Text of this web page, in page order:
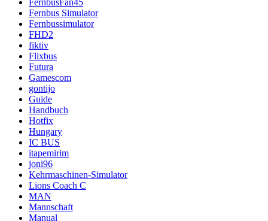
FernbusFan45
Fernbus Simulator
Fernbussimulator
FHD2
fiktiv
Flixbus
Futura
Gamescom
gontijo
Guide
Handbuch
Hotfix
Hungary
IC BUS
itapemirim
joni96
Kehrmaschinen-Simulator
Lions Coach C
MAN
Mannschaft
Manual